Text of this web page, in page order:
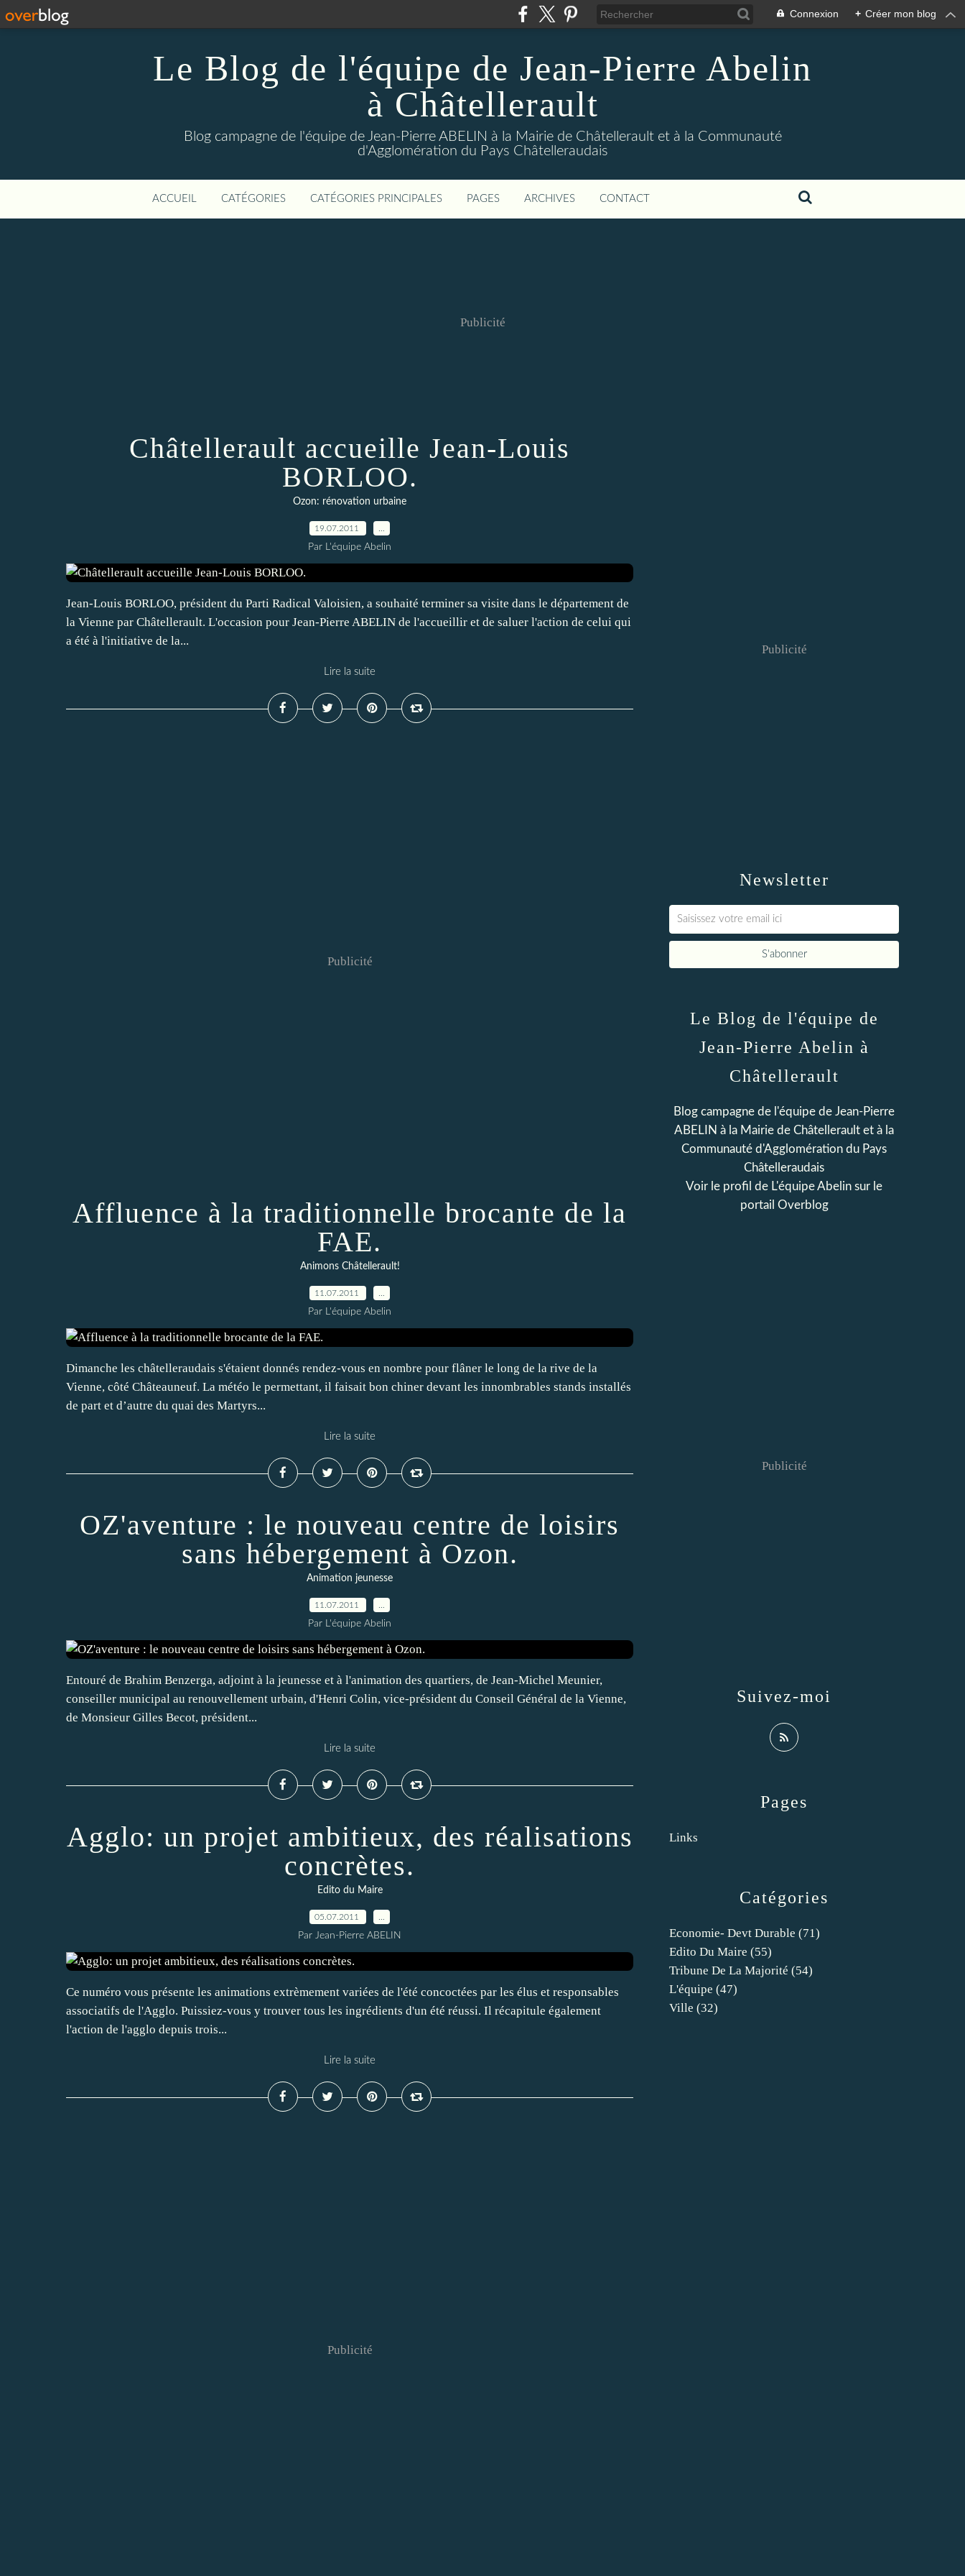
Connexion + Créer mon blog
Le Blog de l'équipe de Jean-Pierre Abelin
à Châtellerault
Blog campagne de l'équipe de Jean-Pierre ABELIN à la Mairie de Châtellerault et à la Communauté
d'Agglomération du Pays Châtelleraudais
ACCUEIL CATÉGORIES CATÉGORIES PRINCIPALES PAGES ARCHIVES CONTACT
Publicité
Châtellerault accueille Jean-Louis
BORLOO.
Ozon: rénovation urbaine
19.07.2011
Par L'équipe Abelin
Jean-Louis BORLOO, président du Parti Radical Valoisien, a souhaité terminer sa visite dans le département de
la Vienne par Châtellerault. L'occasion pour Jean-Pierre ABELIN de l'accueillir et de saluer l'action de celui qui
a été à l'initiative de la...
Lire la suite
Publicité
Affluence à la traditionnelle brocante de la
FAE.
Animons Châtellerault!
11.07.2011
Par L'équipe Abelin
Dimanche les châtelleraudais s'étaient donnés rendez-vous en nombre pour flâner le long de la rive de la
Vienne, côté Châteauneuf. La météo le permettant, il faisait bon chiner devant les innombrables stands installés
de part et d’autre du quai des Martyrs...
Lire la suite
OZ'aventure : le nouveau centre de loisirs
sans hébergement à Ozon.
Animation jeunesse
11.07.2011
Par L'équipe Abelin
Entouré de Brahim Benzerga, adjoint à la jeunesse et à l'animation des quartiers, de Jean-Michel Meunier,
conseiller municipal au renouvellement urbain, d'Henri Colin, vice-président du Conseil Général de la Vienne,
de Monsieur Gilles Becot, président...
Lire la suite
Agglo: un projet ambitieux, des réalisations
concrètes.
Edito du Maire
05.07.2011
Par Jean-Pierre ABELIN
Ce numéro vous présente les animations extrèmement variées de l'été concoctées par les élus et responsables
associatifs de l'Agglo. Puissiez-vous y trouver tous les ingrédients d'un été réussi. Il récapitule également
l'action de l'agglo depuis trois...
Lire la suite
Publicité
Newsletter
Publicité
Catégories
Economie- Devt Durable (71)
Edito Du Maire (55)
Tribune De La Majorité (54)
L'équipe (47)
Ville (32)
Pages
Links
Le Blog de l'équipe de
Jean-Pierre Abelin à
Châtellerault
Blog campagne de l'équipe de Jean-Pierre
ABELIN à la Mairie de Châtellerault et à la
Communauté d'Agglomération du Pays
Châtelleraudais
Voir le profil de L'équipe Abelin sur le
portail Overblog
Suivez-moi
Publicité